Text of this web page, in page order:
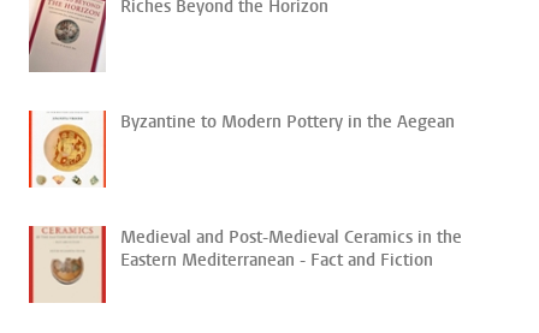
Riches Beyond the Horizon
Byzantine to Modern Pottery in the Aegean
Medieval and Post-Medieval Ceramics in the
Eastern Mediterranean - Fact and Fiction